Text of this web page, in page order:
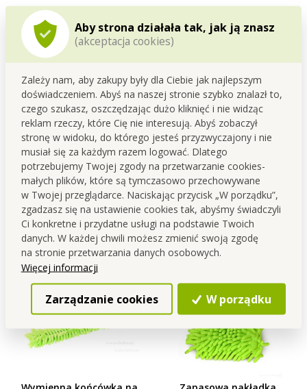
Aby strona działała tak, jak ją znasz
(akceptacja cookies)
Zależy nam, aby zakupy były dla Ciebie jak najlepszym
doświadczeniem. Abyś na naszej stronie szybko znalazł to,
czego szukasz, oszczędzając dużo kliknięć i nie widząc
reklam rzeczy, które Cię nie interesują. Abyś zobaczył
stronę w widoku, do którego jesteś przyzwyczajony i nie
musiał się za każdym razem logować. Dlatego
potrzebujemy Twojej zgody na przetwarzanie cookies-
małych plików, które są tymczasowo przechowywane
w Twojej przeglądarce. Naciskając przycisk „W porządku”,
zgadzasz się na ustawienie cookies tak, abyśmy świadczyli
Ci konkretne i przydatne usługi na podstawie Twoich
danych. W każdej chwili możesz zmienić swoją zgodę
na stronie przetwarzania danych osobowych.
Więcej informacji
Zarządzanie cookies W porządku
Zapasowa nakładka do
mopa obrotowego okrągła
Cena dla Ciebie
27,90 zł
Do koszyka
Dostępne
SILI SASANKA® | silikonowe
rękawice z wypustkami | do
mycia & prania oraz sierści
na tapicerce
ZNIŻKA 10 zł
46,90 zł
Do koszyka
Dostępne